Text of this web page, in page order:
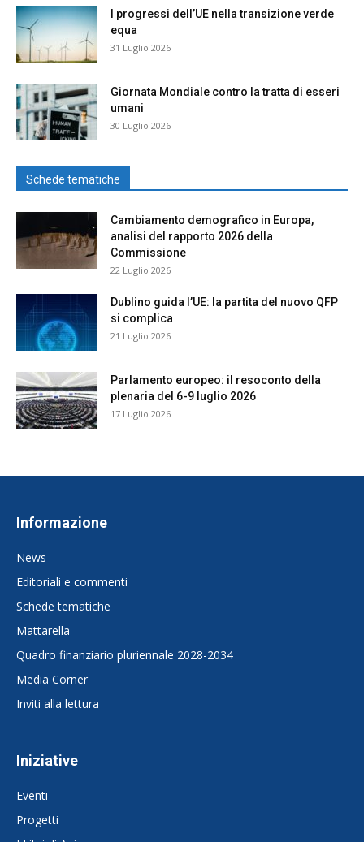
I progressi dell’UE nella transizione verde
equa
31 Luglio 2026
Giornata Mondiale contro la tratta di esseri
umani
30 Luglio 2026
Schede tematiche
Cambiamento demografico in Europa,
analisi del rapporto 2026 della
Commissione
22 Luglio 2026
Dublino guida l’UE: la partita del nuovo QFP
si complica
21 Luglio 2026
Parlamento europeo: il resoconto della
plenaria del 6-9 luglio 2026
17 Luglio 2026
Informazione
News
Editoriali e commenti
Schede tematiche
Mattarella
Quadro finanziario pluriennale 2028-2034
Media Corner
Inviti alla lettura
Iniziative
Eventi
Progetti